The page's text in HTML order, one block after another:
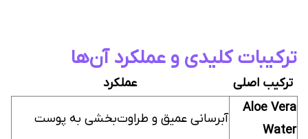
ترکیبات کلیدی و عملکرد آن‌ها
ترکیب اصلی
عملکرد
Aloe Vera
Water
آبرسانی عمیق و طراوت‌بخشی به پوست